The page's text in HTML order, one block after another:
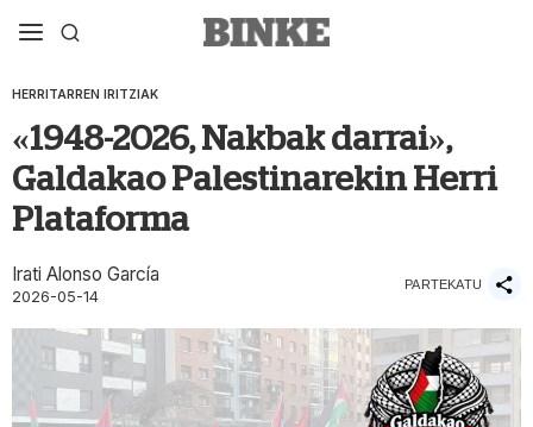
HERRITARREN IRITZIAK
«1948-2026, Nakbak darrai»,
Galdakao Palestinarekin Herri
Plataforma
Irati Alonso García
2026-05-14
PARTEKATU